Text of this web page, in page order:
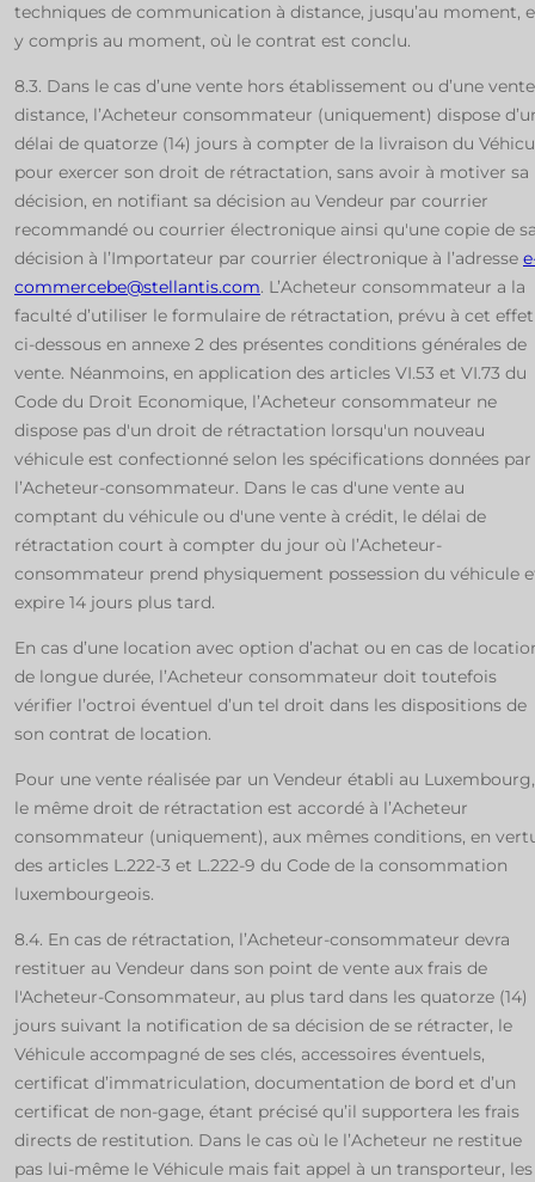
techniques de communication à distance, jusqu’au moment,
y compris au moment, où le contrat est conclu.
8.3. Dans le cas d’une vente hors établissement ou d’une
distance, l’Acheteur consommateur (uniquement) dispose
délai de quatorze (14) jours à compter de la livraison du
pour exercer son droit de rétractation, sans avoir à motiver sa
décision, en notifiant sa décision au Vendeur par courrier
recommandé ou courrier électronique ainsi qu'une copie de
décision à l’Importateur par courrier électronique à l’adresse
commercebe@stellantis.com. L’Acheteur consommateur a la
faculté d’utiliser le formulaire de rétractation, prévu à cet effet
ci-dessous en annexe 2 des présentes conditions générales de
vente. Néanmoins, en application des articles VI.53 et VI.73 du
Code du Droit Economique, l’Acheteur consommateur ne
dispose pas d'un droit de rétractation lorsqu'un nouveau
véhicule est confectionné selon les spécifications données par
l’Acheteur-consommateur. Dans le cas d'une vente au
comptant du véhicule ou d'une vente à crédit, le délai de
rétractation court à compter du jour où l’Acheteur-
consommateur prend physiquement possession du véhicule
expire 14 jours plus tard.
En cas d’une location avec option d’achat ou en cas de
de longue durée, l’Acheteur consommateur doit toutefois
vérifier l’octroi éventuel d’un tel droit dans les dispositions de
son contrat de location.
Pour une vente réalisée par un Vendeur établi au Luxembourg,
le même droit de rétractation est accordé à l’Acheteur
consommateur (uniquement), aux mêmes conditions, en
des articles L.222-3 et L.222-9 du Code de la consommation
luxembourgeois.
8.4. En cas de rétractation, l’Acheteur-consommateur devra
restituer au Vendeur dans son point de vente aux frais de
l'Acheteur-Consommateur, au plus tard dans les quatorze (14)
jours suivant la notification de sa décision de se rétracter, le
Véhicule accompagné de ses clés, accessoires éventuels,
certificat d’immatriculation, documentation de bord et d’un
certificat de non-gage, étant précisé qu’il supportera les frais
directs de restitution. Dans le cas où le l’Acheteur ne restitue
pas lui-même le Véhicule mais fait appel à un transporteur, les